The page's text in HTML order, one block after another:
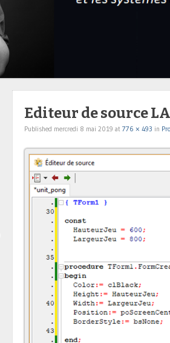
Editeur de source
Published mercredi 8 mai 2019 at 776 × 493 in